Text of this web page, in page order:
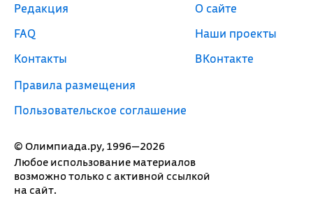
© Олимпиада.ру, 1996—2026
Любое использование материалов
возможно только с активной ссылкой
на сайт.
Редакция
FAQ
Контакты
Правила размещения
Пользовательское соглашение
О сайте
Наши проекты
ВКонтакте